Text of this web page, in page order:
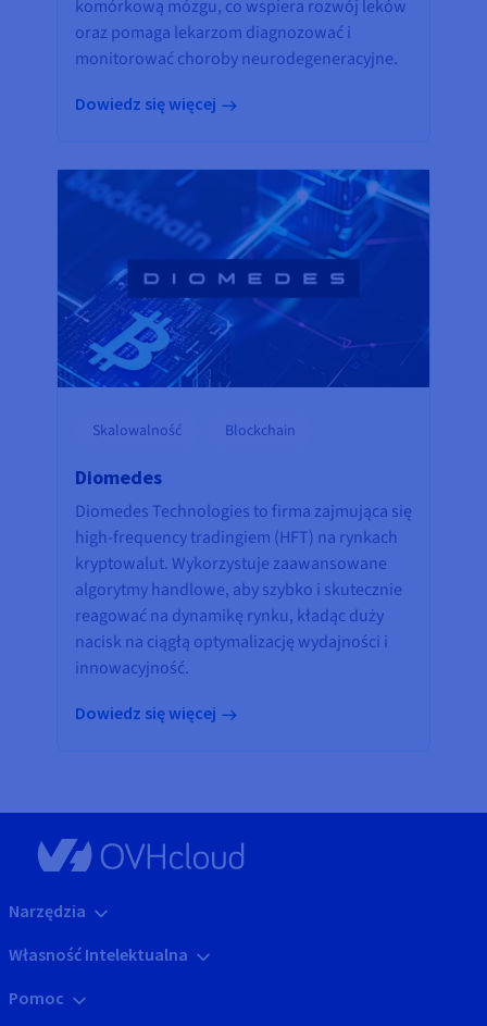
komórkową mózgu, co wspiera rozwój leków
oraz pomaga lekarzom diagnozować i
monitorować choroby neurodegeneracyjne.
Dowiedz się więcej
Skalowalność Blockchain
Diomedes
Diomedes Technologies to firma zajmująca się
high-frequency tradingiem (HFT) na rynkach
kryptowalut. Wykorzystuje zaawansowane
algorytmy handlowe, aby szybko i skutecznie
reagować na dynamikę rynku, kładąc duży
nacisk na ciągłą optymalizację wydajności i
innowacyjność.
Dowiedz się więcej
Narzędzia
Własność Intelektualna
Pomoc